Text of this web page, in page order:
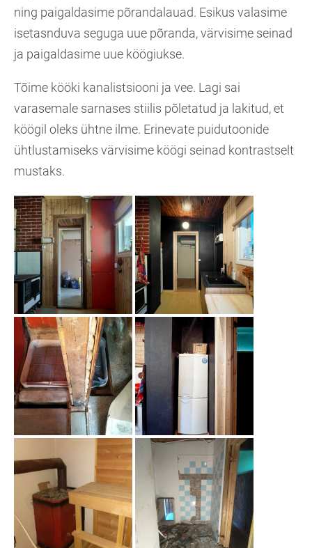
ning paigaldasime põrandalauad. Esikus valasime
isetasnduva seguga uue põranda, värvisime seinad
ja paigaldasime uue köögiukse.
Tõime kööki kanalistsiooni ja vee. Lagi sai
varasemale sarnases stiilis põletatud ja lakitud, et
köögil oleks ühtne ilme. Erinevate puidutoonide
ühtlustamiseks värvisime köögi seinad kontrastselt
mustaks.